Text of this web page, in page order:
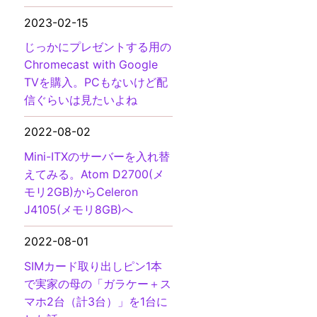
2023-02-15
じっかにプレゼントする用の
Chromecast with Google
TVを購入。PCもないけど配
信ぐらいは見たいよね
2022-08-02
Mini-ITXのサーバーを入れ替
えてみる。Atom D2700(メ
モリ2GB)からCeleron
J4105(メモリ8GB)へ
2022-08-01
SIMカード取り出しピン1本
で実家の母の「ガラケー＋ス
マホ2台（計3台）」を1台に